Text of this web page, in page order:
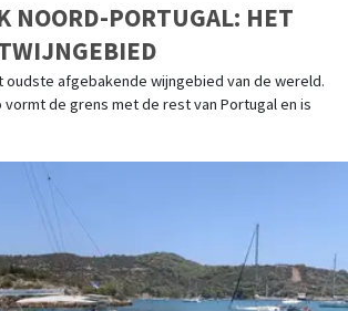
NOORD-PORTUGAL: HET
oudste afgebakende wijngebied van de wereld.
de grens met de rest van Portugal en is